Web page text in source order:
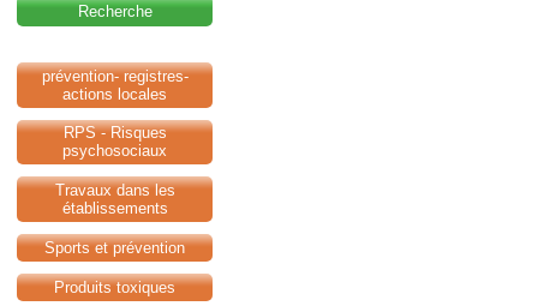
Recherche
prévention- registres-
actions locales
RPS - Risques
psychosociaux
Travaux dans les
établissements
Sports et prévention
Produits toxiques